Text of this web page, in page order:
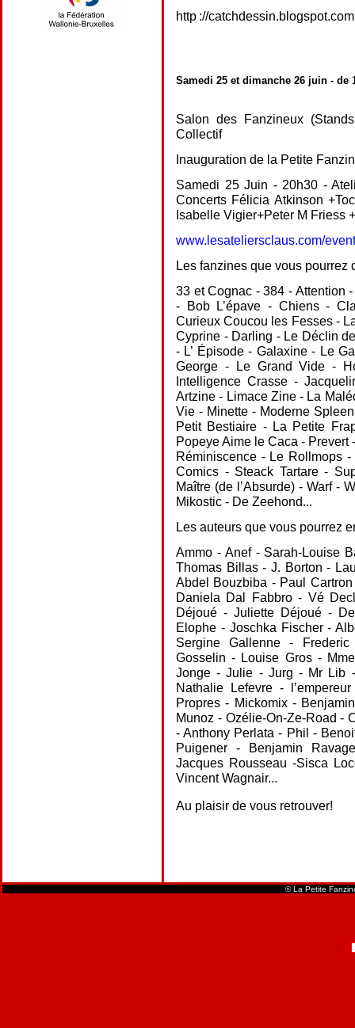
http ://catchdessin.blogspot.com
Samedi 25 et dimanche 26 juin - de
Salon des Fanzineux
Collectif
Inauguration de la Petite
Samedi 25 Juin - 20h30 -
Concerts Félicia Atkinson
Isabelle Vigier+Peter M Friess
www.lesateliersclaus.com/
Les fanzines que vous pourrez
33 et Cognac - 384 - Attention
- Bob L’épave - Chiens -
Curieux Coucou les Fesses -
Cyprine - Darling - Le Déclin
- L’ Épisode - Galaxine - Le
George - Le Grand Vide -
Intelligence Crasse -
Artzine - Limace Zine - La
Vie - Minette - Moderne
Petit Bestiaire - La Petite
Popeye Aime le Caca - Prevert
Réminiscence - Le Rollmops
Comics - Steack Tartare -
Maître (de l’Absurde) - Warf -
Mikostic - De Zeehond...
Les auteurs que vous pourrez
Ammo - Anef - Sarah-Louise
Thomas Billas - J. Borton -
Abdel Bouzbiba - Paul
Daniela Dal Fabbro - Vé
Déjoué - Juliette Déjoué -
Elophe - Joschka Fischer -
Sergine Gallenne -
Gosselin - Louise Gros -
Jonge - Julie - Jurg - Mr Lib
Nathalie Lefevre -
Propres - Mickomix -
Munoz - Ozélie-On-Ze-Road -
- Anthony Perlata - Phil -
Puigener - Benjamin
Jacques Rousseau -Sisca
Vincent Wagnair...
Au plaisir de vous retrouver!
© La Petite